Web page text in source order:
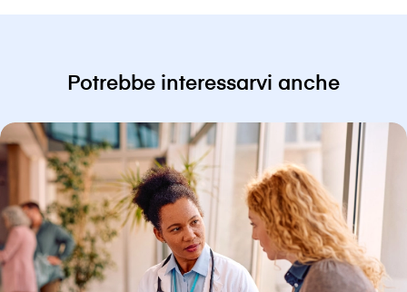
Potrebbe interessarvi anche